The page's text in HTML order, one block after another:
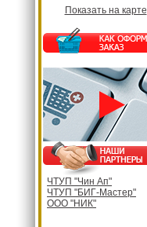
Показать на карте
ЧТУП "Чин Ап"
ЧТУП "БИГ-Мастер"
ООО "НИК"